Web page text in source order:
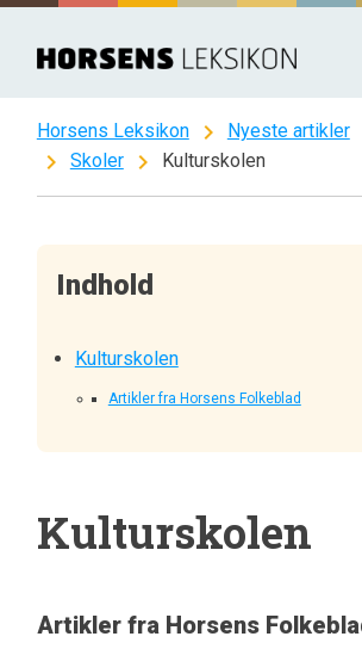
Spring
indhold
Horsens Leksikon chevron_right Nyeste artikler
chevron_right Skoler chevron_right Kulturskolen
Indhold
Kulturskolen
Artikler fra Horsens Folkeblad
Kulturskolen
Artikler fra Horsens